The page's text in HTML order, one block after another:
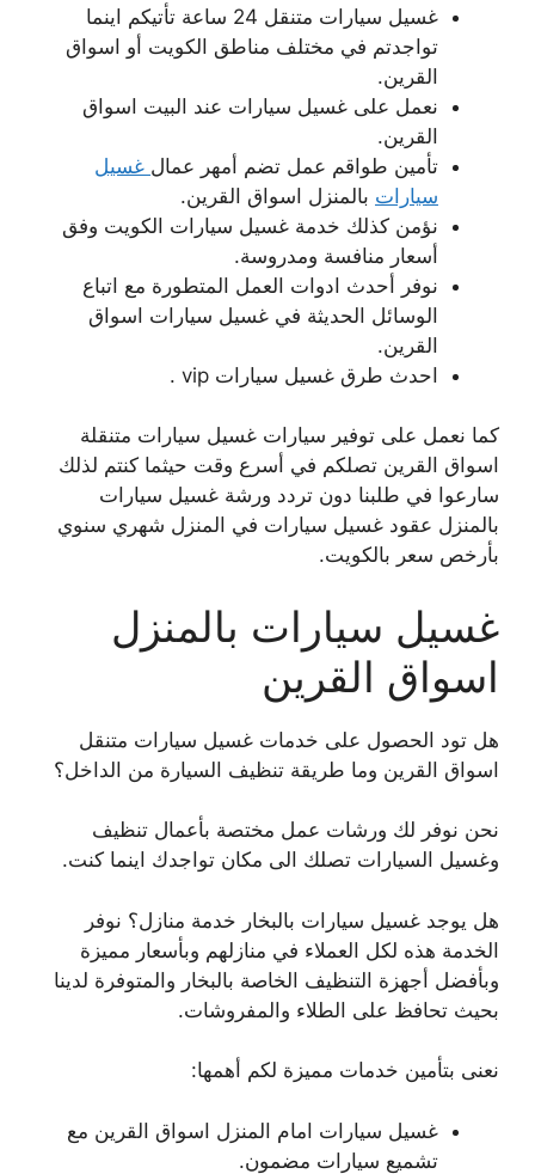
غسيل سيارات متنقل 24 ساعة تأتيكم اينما
تواجدتم في مختلف مناطق الكويت أو اسواق
القرين.
نعمل على غسيل سيارات عند البيت اسواق
القرين.
تأمين طواقم عمل تضم أمهر عمال غسيل
سيارات بالمنزل اسواق القرين.
نؤمن كذلك خدمة غسيل سيارات الكويت وفق
أسعار منافسة ومدروسة.
نوفر أحدث ادوات العمل المتطورة مع اتباع
الوسائل الحديثة في غسيل سيارات اسواق
القرين.
احدث طرق غسيل سيارات vip .
كما نعمل على توفير سيارات غسيل سيارات متنقلة
اسواق القرين تصلكم في أسرع وقت حيثما كنتم لذلك
سارعوا في طلبنا دون تردد ورشة غسيل سيارات
بالمنزل عقود غسيل سيارات في المنزل شهري سنوي
بأرخص سعر بالكويت.
غسيل سيارات بالمنزل
اسواق القرين
هل تود الحصول على خدمات غسيل سيارات متنقل
اسواق القرين وما طريقة تنظيف السيارة من الداخل؟
نحن نوفر لك ورشات عمل مختصة بأعمال تنظيف
وغسيل السيارات تصلك الى مكان تواجدك اينما كنت.
هل يوجد غسيل سيارات بالبخار خدمة منازل؟ نوفر
الخدمة هذه لكل العملاء في منازلهم وبأسعار مميزة
وبأفضل أجهزة التنظيف الخاصة بالبخار والمتوفرة لدينا
بحيث تحافظ على الطلاء والمفروشات.
نعنى بتأمين خدمات مميزة لكم أهمها:
غسيل سيارات امام المنزل اسواق القرين مع
تشميع سيارات مضمون.